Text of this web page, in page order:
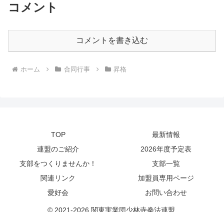
コメント
コメントを書き込む
ホーム 合同行事 昇格
TOP
最新情報
連盟のご紹介
2026年度予定表
支部をつくりませんか！
支部一覧
関連リンク
加盟員専用ページ
愛好会
お問い合わせ
© 2021-2026 関東実業団少林寺拳法連盟.